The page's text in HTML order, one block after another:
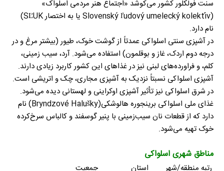
سنت فولکلور کشور می‌کوشد «اجتماع هنر مردمی اسلواک»
(Slovenský ľudový umelecký kolektív یا به اختصار SĽUK)
نام دارد.
در آشپزی سنتی اسلواکی عمدتاً از گوشت خوک، طیور (بیشتر مرغ و در
درجه دوم اردک، غاز و بوقلمون) استفاده می‌شود. آرد، سیب زمینی،
کلم، و فراورده‌های لبنی نیز در غذاهای این کشور کاربرد زیادی دارند.
آشپزی اسلواکی نسبتاً نزدیک به آشپزی مجاری، چک و اتریشی است.
در شرق اسلواکی نیز تأثیر آشپزی اوکراینی و لهستانی دیده می‌شود.
غذای ملی اسلواکی برینجوره هالوشکی(Bryndzové Halušky) نام
دارد که از قطعات نان سیب‌زمینی با پنیر گوسفند و کالباس سرخ‌کرده
خوک تهیه می‌شود.
مناطق شهری اسلواکی
جمعیت استان منطقه/شهر رتبه